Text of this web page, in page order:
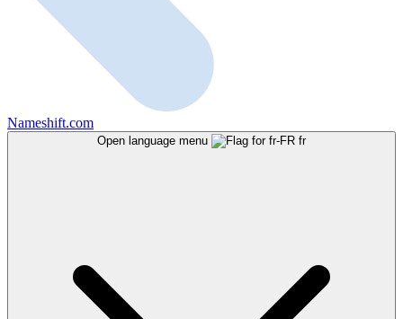
Nameshift.com
Open language menu fr